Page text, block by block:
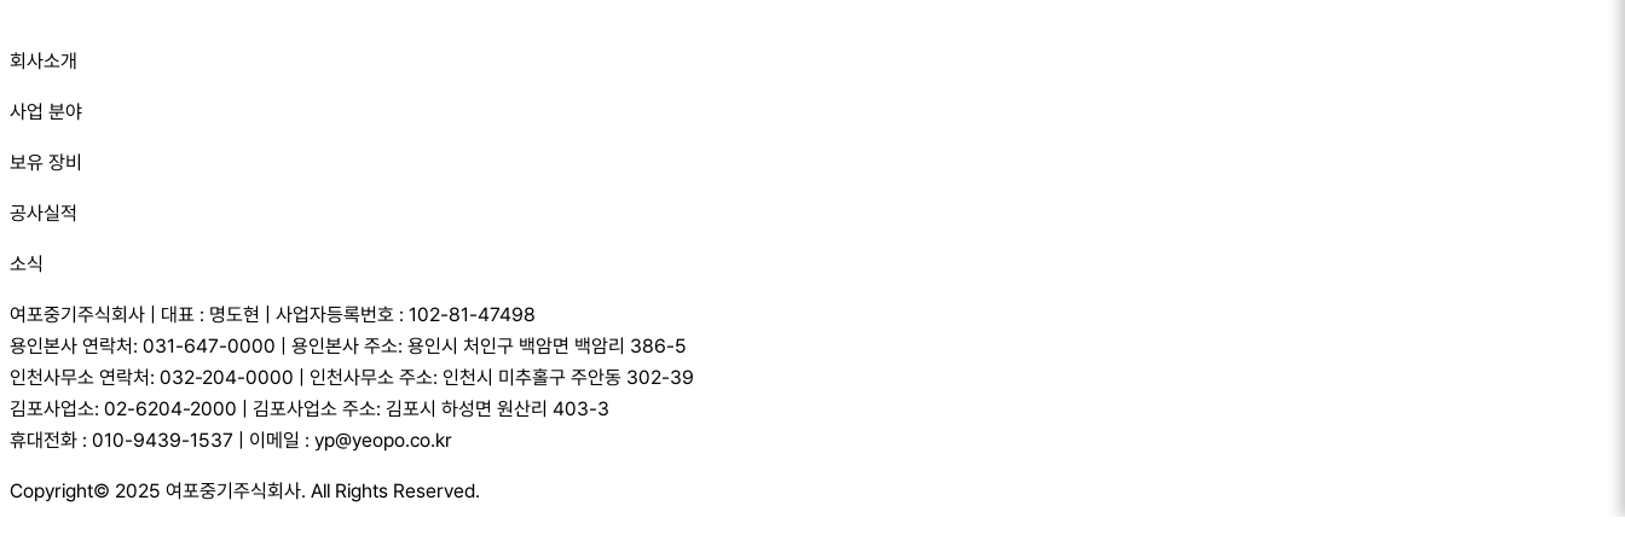
회사소개
사업 분야
보유 장비
공사실적
소식
여포중기주식회사 | 대표 : 명도현 | 사업자등록번호 : 102-81-47498
용인본사 연락처: 031-647-0000 | 용인본사 주소: 용인시 처인구 백암면 백암리 386-5
인천사무소 연락처: 032-204-0000 | 인천사무소 주소: 인천시 미추홀구 주안동 302-39
김포사업소: 02-6204-2000 | 김포사업소 주소: 김포시 하성면 원산리 403-3
휴대전화 : 010-9439-1537 | 이메일 : yp@yeopo.co.kr
Copyright© 2025 여포중기주식회사. All Rights Reserved.